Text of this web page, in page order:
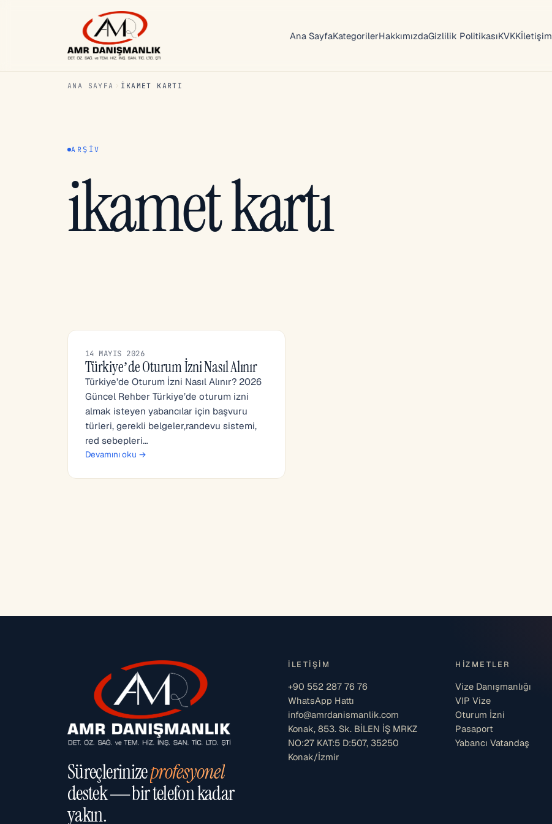
Ana SayfaKategorilerHakkımızdaGizlilik PolitikasıKVKKİletişim
ANA SAYFA IKAMET KARTI
ARŞIV
ikamet kartı
14 MAYIS 2026
Türkiye’de Oturum İzni Nasıl Alınır
Türkiye’de Oturum İzni Nasıl Alınır? 2026
Güncel Rehber Türkiye’de oturum izni
almak isteyen yabancılar için başvuru
türleri, gerekli belgeler,randevu sistemi,
red sebepleri…
Devamını oku →
Süreçlerinizeprofesyonel
destek — bir telefon kadar
yakın.
İLETIŞIM
+90 552 287 76 76
WhatsApp Hattı
info@amrdanismanlik.com
Konak, 853. Sk. BİLEN İŞ MRKZ
NO:27 KAT:5 D:507, 35250
Konak/İzmir
HIZMETLER
Vize Danışmanlığı
VIP Vize
Oturum İzni
Pasaport
Yabancı Vatandaş